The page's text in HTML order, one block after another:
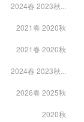
2024春 2023秋...
2021春 2020秋
2021春 2020秋
2024春 2023秋...
2026春 2025秋
2020秋